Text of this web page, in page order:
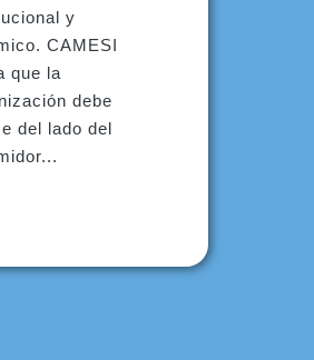
y
CAMESI
que la
debe
del lado del